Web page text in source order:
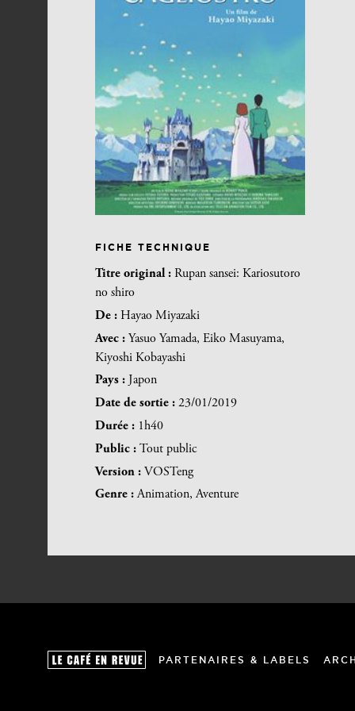
FICHE TECHNIQUE
Titre original : Rupan sansei: Kariosutoro
no shiro
De : Hayao Miyazaki
Avec : Yasuo Yamada, Eiko Masuyama,
Kiyoshi Kobayashi
Pays : Japon
Date de sortie : 23/01/2019
Durée : 1h40
Public : Tout public
Version : VOSTeng
Genre :Animation, Aventure
PARTENAIRES & LABELS